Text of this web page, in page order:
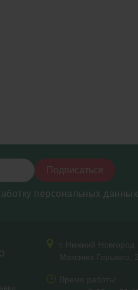
Подписаться
персональных данных